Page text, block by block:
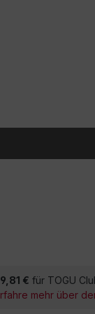
9,81 € für TOGU
mehr über